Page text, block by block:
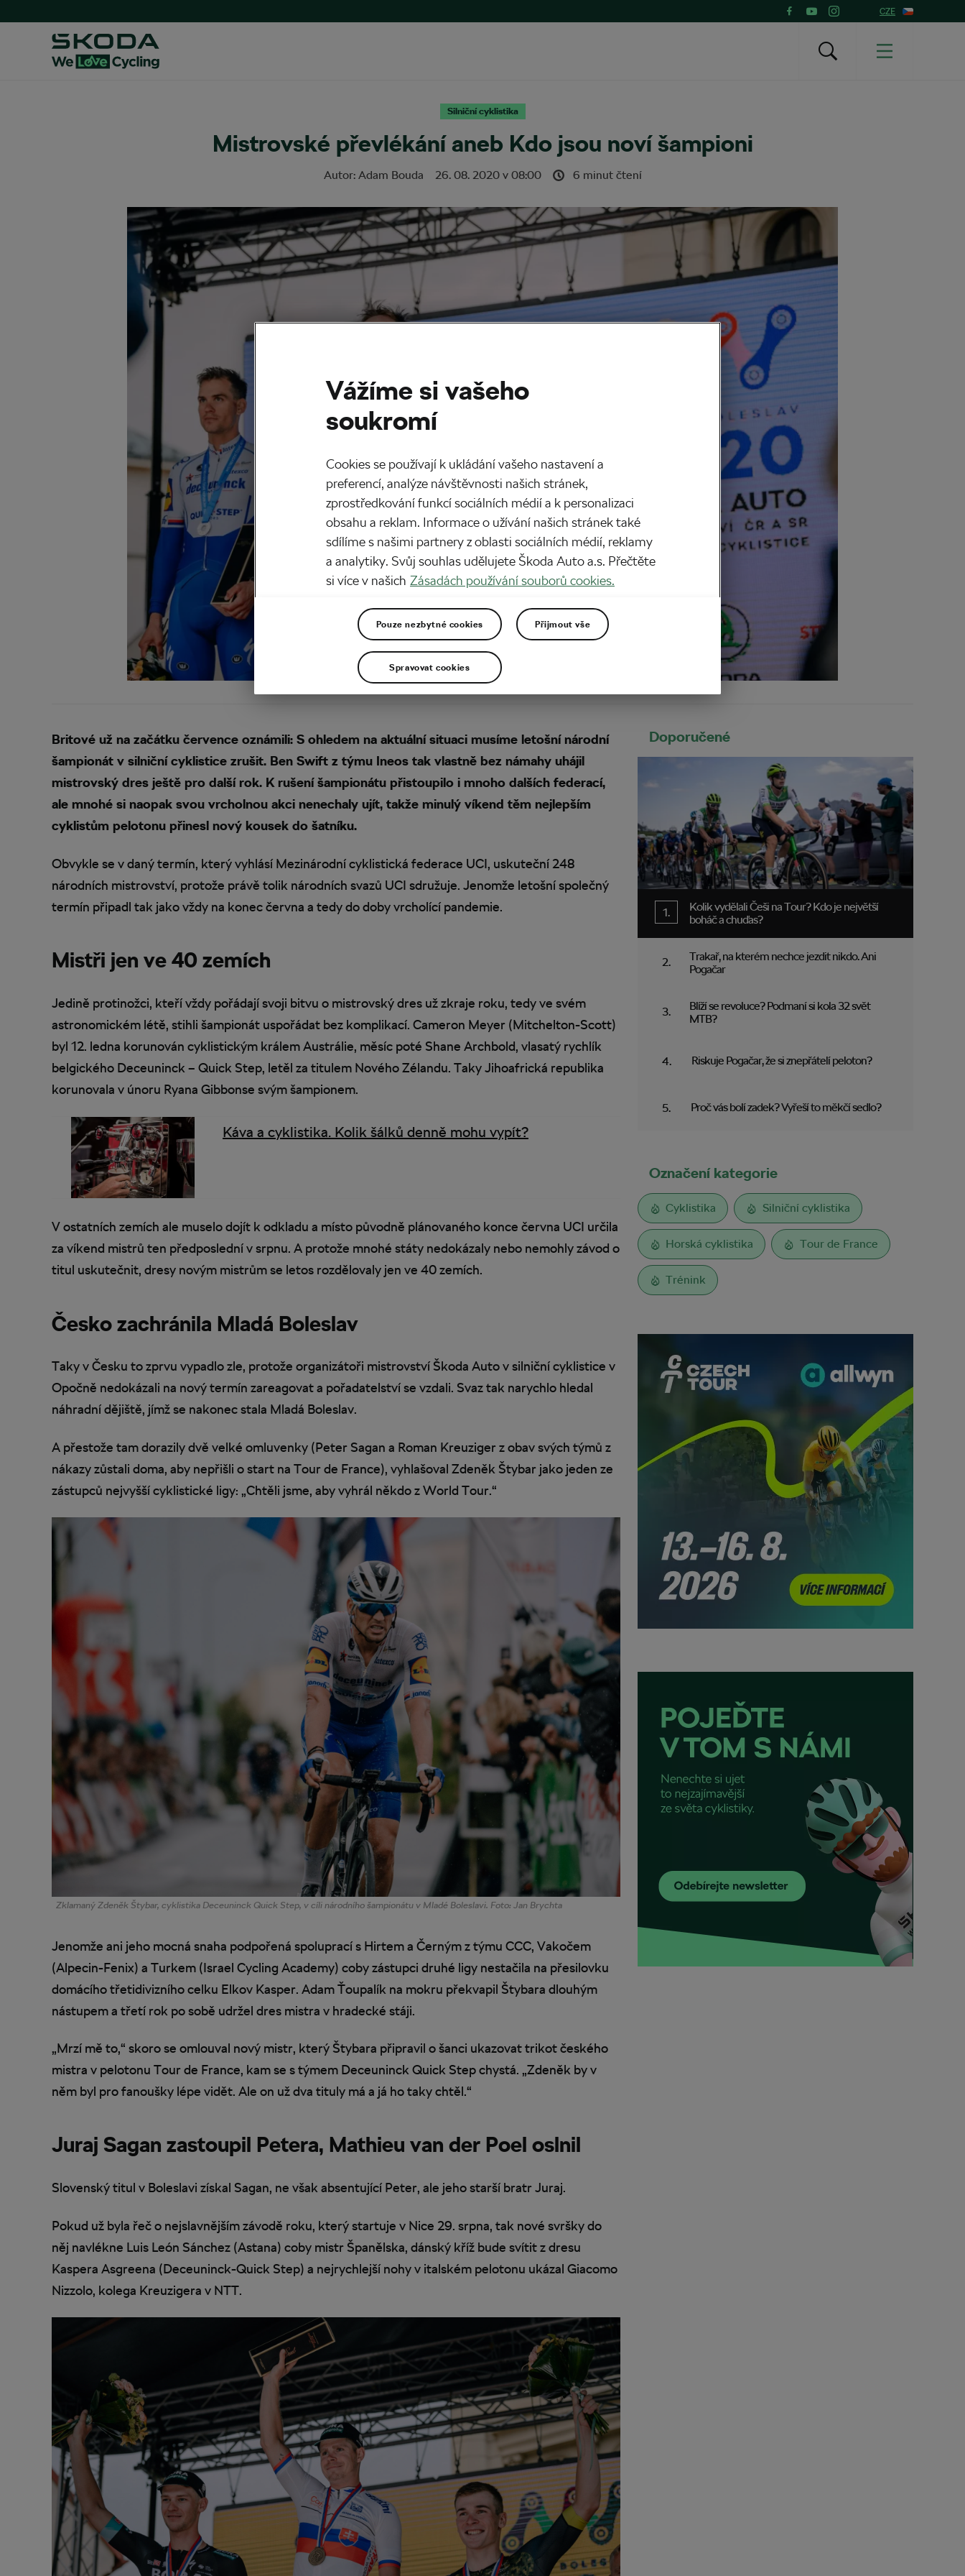
CZE
Silniční cyklistika
Mistrovské převlékání aneb Kdo jsou noví šampioni
Autor: Adam Bouda 26. 08. 2020v 08:00 6 minut čtení
Britové už na začátku července oznámili: S ohledem na aktuální situaci musíme letošní národní
šampionát v silniční cyklistice zrušit. Ben Swift z týmu Ineos tak vlastně bez námahy uhájil
mistrovský dres ještě pro další rok. K rušení šampionátu přistoupilo i mnoho dalších federací,
ale mnohé si naopak svou vrcholnou akci nenechaly ujít, takže minulý víkend těm nejlepším
cyklistům pelotonu přinesl nový kousek do šatníku.
Obvykle se v daný termín, který vyhlásí Mezinárodní cyklistická federace UCI, uskuteční 248
národních mistrovství, protože právě tolik národních svazů UCI sdružuje. Jenomže letošní společný
termín připadl tak jako vždy na konec června a tedy do doby vrcholící pandemie.
Mistři jen ve 40 zemích
Jedině protinožci, kteří vždy pořádají svoji bitvu o mistrovský dres už zkraje roku, tedy ve svém
astronomickém létě, stihli šampionát uspořádat bez komplikací. Cameron Meyer (Mitchelton-Scott)
byl 12. ledna korunován cyklistickým králem Austrálie, měsíc poté Shane Archbold, vlasatý rychlík
belgického Deceuninck – Quick Step, letěl za titulem Nového Zélandu. Taky Jihoafrická republika
korunovala v únoru Ryana Gibbonse svým šampionem.
Káva a cyklistika. Kolik šálků denně mohu vypít?
V ostatních zemích ale muselo dojít k odkladu a místo původně plánovaného konce června UCI určila
za víkend mistrů ten předposlední v srpnu. A protože mnohé státy nedokázaly nebo nemohly závod o
titul uskutečnit, dresy novým mistrům se letos rozdělovaly jen ve 40 zemích.
Česko zachránila Mladá Boleslav
Taky v Česku to zprvu vypadlo zle, protože organizátoři mistrovství Škoda Auto v silniční cyklistice v
Opočně nedokázali na nový termín zareagovat a pořadatelství se vzdali. Svaz tak narychlo hledal
náhradní dějiště, jímž se nakonec stala Mladá Boleslav.
A přestože tam dorazily dvě velké omluvenky (Peter Sagan a Roman Kreuziger z obav svých týmů z
nákazy zůstali doma, aby nepřišli o start na Tour de France), vyhlašoval Zdeněk Štybar jako jeden ze
zástupců nejvyšší cyklistické ligy: „Chtěli jsme, aby vyhrál někdo z World Tour.“
Zklamaný Zdeněk Štybar, cyklistika Deceuninck Quick Step, v cíli národního šampionátu v Mladé Boleslavi. Foto: Jan Brychta
Jenomže ani jeho mocná snaha podpořená spoluprací s Hirtem a Černým z týmu CCC, Vakočem
(Alpecin-Fenix) a Turkem (Israel Cycling Academy) coby zástupci druhé ligy nestačila na přesilovku
domácího třetidivizního celku Elkov Kasper. Adam Ťoupalík na mokru překvapil Štybara dlouhým
nástupem a třetí rok po sobě udržel dres mistra v hradecké stáji.
„Mrzí mě to,“ skoro se omlouval nový mistr, který Štybara připravil o šanci ukazovat trikot českého
mistra v pelotonu Tour de France, kam se s týmem Deceuninck Quick Step chystá. „Zdeněk by v
něm byl pro fanoušky lépe vidět. Ale on už dva tituly má a já ho taky chtěl.“
Juraj Sagan zastoupil Petera, Mathieu van der Poel oslnil
Slovenský titul v Boleslavi získal Sagan, ne však absentující Peter, ale jeho starší bratr Juraj.
Pokud už byla řeč o nejslavnějším závodě roku, který startuje v Nice 29. srpna, tak nové svršky do
něj navlékne Luis León Sánchez (Astana) coby mistr Španělska, dánský kříž bude svítit z dresu
Kaspera Asgreena (Deceuninck-Quick Step) a nejrychlejší nohy v italském pelotonu ukázal Giacomo
Nizzolo, kolega Kreuzigera v NTT.
Doporučené
Kolik vydělali Češi na Tour? Kdo je největší
boháč a chuďas?
Trakař, na kterém nechce jezdit nikdo. Ani
Pogačar
Blíží se revoluce? Podmaní si kola 32 svět
MTB?
Riskuje Pogačar, že si znepřátelí peloton?
Proč vás bolí zadek? Vyřeší to měkčí sedlo?
Označení kategorie
Cyklistika Silniční cyklistika
Horská cyklistika Tour de France
Trénink
Vážíme si vašeho
soukromí
Cookies se používají k ukládání vašeho nastavení a
preferencí, analýze návštěvnosti našich stránek,
zprostředkování funkcí sociálních médií a k personalizaci
obsahu a reklam. Informace o užívání našich stránek také
sdílíme s našimi partnery z oblasti sociálních médií, reklamy
a analytiky. Svůj souhlas udělujete Škoda Auto a.s. Přečtěte
si více v našich Zásadách používání souborů cookies.
Pouze nezbytné cookies Přijmout vše
Spravovat cookies